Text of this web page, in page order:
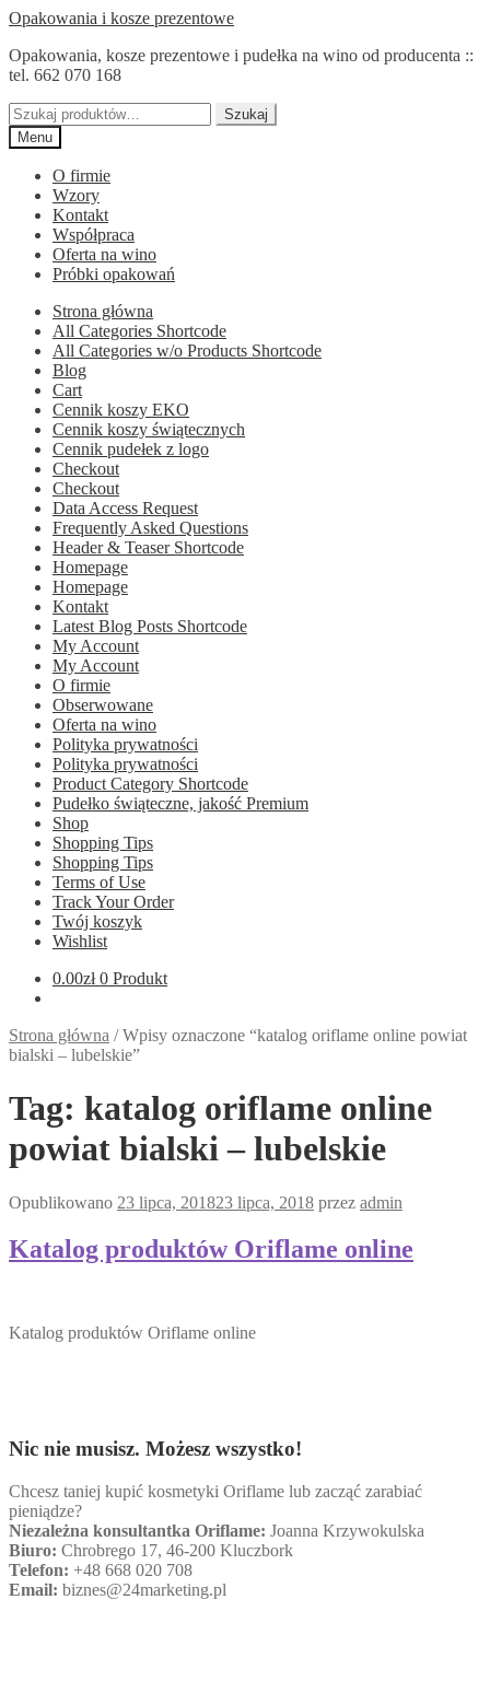
Przejdź
nawigacji
Przejdź
treści
Opakowania i kosze prezentowe
Opakowania, kosze prezentowe i pudełka na wino od producenta ::
tel. 662 070 168
Szukaj:
Szukaj
Menu
O firmie
Wzory
Kontakt
Współpraca
Oferta na wino
Próbki opakowań
Strona główna
All Categories Shortcode
All Categories w/o Products Shortcode
Blog
Cart
Cennik koszy EKO
Cennik koszy świątecznych
Cennik pudełek z logo
Checkout
Checkout
Data Access Request
Frequently Asked Questions
Header & Teaser Shortcode
Homepage
Homepage
Kontakt
Latest Blog Posts Shortcode
My Account
My Account
O firmie
Obserwowane
Oferta na wino
Polityka prywatności
Polityka prywatności
Product Category Shortcode
Pudełko świąteczne, jakość Premium
Shop
Shopping Tips
Shopping Tips
Terms of Use
Track Your Order
Twój koszyk
Wishlist
0.00zł 0 Produkt
Strona główna /Wpisy oznaczone “katalog oriflame online powiat
bialski – lubelskie”
Tag: katalog oriflame online
powiat bialski – lubelskie
Opublikowano 23 lipca, 201823 lipca, 2018 przez admin
Katalog produktów Oriflame online
Katalog produktów Oriflame online
Nic nie musisz. Możesz wszystko!
Chcesz taniej kupić kosmetyki Oriflame lub zacząć zarabiać
pieniądze?
Niezależna konsultantka Oriflame: Joanna Krzywokulska
Biuro: Chrobrego 17, 46-200 Kluczbork
Telefon: +48 668 020 708
Email: biznes@24marketing.pl